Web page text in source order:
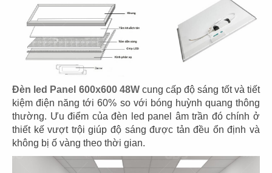
Đèn led Panel 600x600 48Wcung cấp độ sáng tốt và tiết
kiệm điện năng tới 60% so với bóng huỳnh quang thông
thường. Ưu điểm của đèn led panel âm trần đó chính ở
thiết kế vượt trội giúp độ sáng được tản đều ổn định và
không bị ố vàng theo thời gian.